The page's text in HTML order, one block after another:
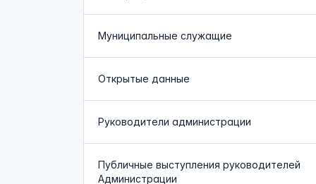
Муниципальные служащие
Открытые данные
Руководители администрации
Публичные выступления руководителей
Администрации